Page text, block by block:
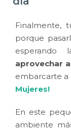
Finalmente,
porque
aprovechar
embarcarte a
Mujeres!
En este
ambiente